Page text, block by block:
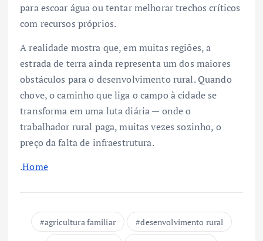
para escoar água ou tentar melhorar trechos críticos
com recursos próprios.
A realidade mostra que, em muitas regiões, a
estrada de terra ainda representa um dos maiores
obstáculos para o desenvolvimento rural. Quando
chove, o caminho que liga o campo à cidade se
transforma em uma luta diária — onde o
trabalhador rural paga, muitas vezes sozinho, o
preço da falta de infraestrutura.
.Home
agricultura familiar
desenvolvimento rural